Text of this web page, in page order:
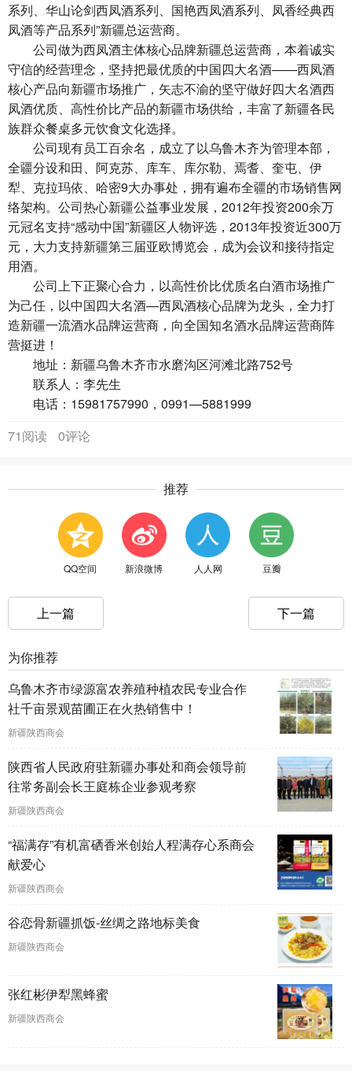
系列、华山论剑西凤酒系列、国艳西凤酒系列、凤香经典西
凤酒等产品系列”新疆总运营商。
公司做为西凤酒主体核心品牌新疆总运营商，本着诚实
守信的经营理念，坚持把最优质的中国四大名酒——西凤酒
核心产品向新疆市场推广，矢志不渝的坚守做好四大名酒西
凤酒优质、高性价比产品的新疆市场供给，丰富了新疆各民
族群众餐桌多元饮食文化选择。
公司现有员工百余名，成立了以乌鲁木齐为管理本部，
全疆分设和田、阿克苏、库车、库尔勒、焉耆、奎屯、伊
犁、克拉玛依、哈密9大办事处，拥有遍布全疆的市场销售网
络架构。公司热心新疆公益事业发展，2012年投资200余万
元冠名支持“感动中国”新疆区人物评选，2013年投资近300万
元，大力支持新疆第三届亚欧博览会，成为会议和接待指定
用酒。
公司上下正聚心合力，以高性价比优质名白酒市场推广
为己任，以中国四大名酒—西凤酒核心品牌为龙头，全力打
造新疆一流酒水品牌运营商，向全国知名酒水品牌运营商阵
营挺进！
地址：新疆乌鲁木齐市水磨沟区河滩北路752号
联系人：李先生
电话：15981757990，0991—5881999
71阅读
0评论
推荐
QQ空间 新浪微博 人人网 豆瓣
上一篇 下一篇
为你推荐
乌鲁木齐市绿源富农养殖种植农民专业合作
社千亩景观苗圃正在火热销售中！
新疆陕西商会
陕西省人民政府驻新疆办事处和商会领导前
往常务副会长王庭栋企业参观考察
新疆陕西商会
“福满存”有机富硒香米创始人程满存心系商会
献爱心
新疆陕西商会
谷恋骨新疆抓饭-丝绸之路地标美食
新疆陕西商会
张红彬伊犁黑蜂蜜
新疆陕西商会